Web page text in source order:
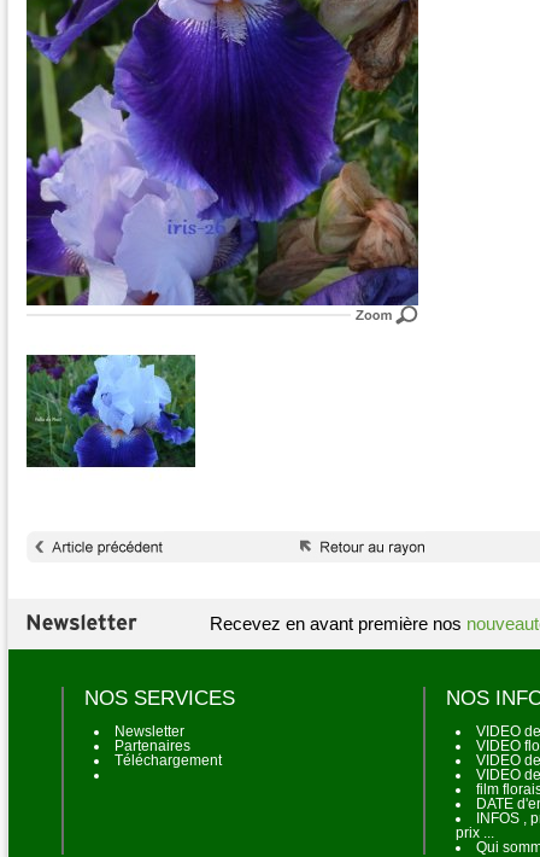
Recevez en avant première nos
NOS SERVICES
Newsletter
Partenaires
Téléchargement
NOS
VIDEO
VIDEO
VIDEO
VIDEO
film
DATE
INFOS ,
prix ...
Qui